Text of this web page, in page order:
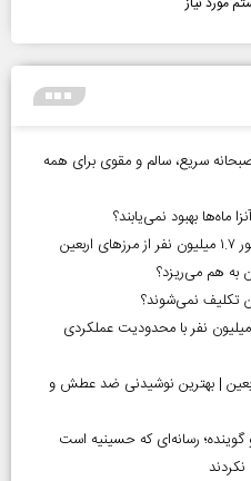
چی درست کنم؟ معرفی ۳۰ صبحانه سریع، سالم و مقوی برای همه
ماه‌ها بهبود نمی‌یابند؟
به هم می‌ریزد؟
تکلیف نمی‌شوند؟
آمار معلولیت در ایران | بیش از ۱۰.۵ میلیون نفر با محدودیت عملکردی
| بهترین نوشیدنی ضد عطش و
گوینده؛ رسانه‌ای که حسینیه است